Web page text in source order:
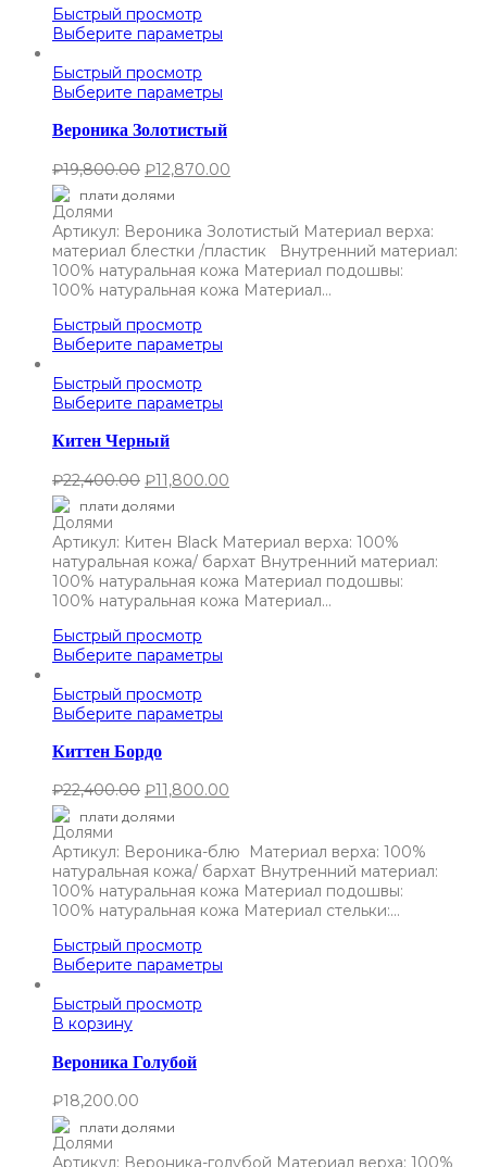
Быстрый просмотр
Выберите параметры
Быстрый просмотр
Выберите параметры
Вероника Золотистый
₽19,800.00 ₽12,870.00
плати долями
Артикул: Вероника Золотистый Материал верха:
материал блестки /пластик Внутренний материал:
100% натуральная кожа Материал подошвы:
100% натуральная кожа Материал…
Быстрый просмотр
Выберите параметры
Быстрый просмотр
Выберите параметры
Китен Черный
₽22,400.00 ₽11,800.00
плати долями
Артикул: Китен Black Материал верха: 100%
натуральная кожа/ бархат Внутренний материал:
100% натуральная кожа Материал подошвы:
100% натуральная кожа Материал…
Быстрый просмотр
Выберите параметры
Быстрый просмотр
Выберите параметры
Киттен Бордо
₽22,400.00 ₽11,800.00
плати долями
Артикул: Вероника-блю Материал верха: 100%
натуральная кожа/ бархат Внутренний материал:
100% натуральная кожа Материал подошвы:
100% натуральная кожа Материал стельки:…
Быстрый просмотр
Выберите параметры
Быстрый просмотр
В корзину
Вероника Голубой
₽18,200.00
плати долями
Артикул: Вероника-голубой Материал верха: 100%